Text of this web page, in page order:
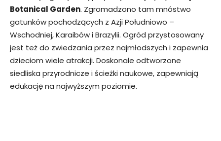
Botanical Garden. Zgromadzono tam mnóstwo
gatunków pochodzących z Azji Południowo –
Wschodniej, Karaibów i Brazylii. Ogród przystosowany
jest też do zwiedzania przez najmłodszych i zapewnia
dzieciom wiele atrakcji. Doskonale odtworzone
siedliska przyrodnicze i ścieżki naukowe, zapewniają
edukację na najwyższym poziomie.